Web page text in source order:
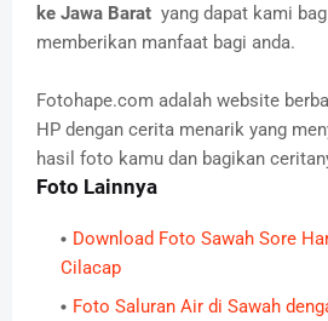
ke Jawa Barat yang dapat kami
memberikan manfaat bagi anda.
Fotohape.com adalah website
HP dengan cerita menarik yang
hasil foto kamu dan bagikan
Foto Lainnya
Download Foto Sawah Sore
Cilacap
Foto Saluran Air di Sawah